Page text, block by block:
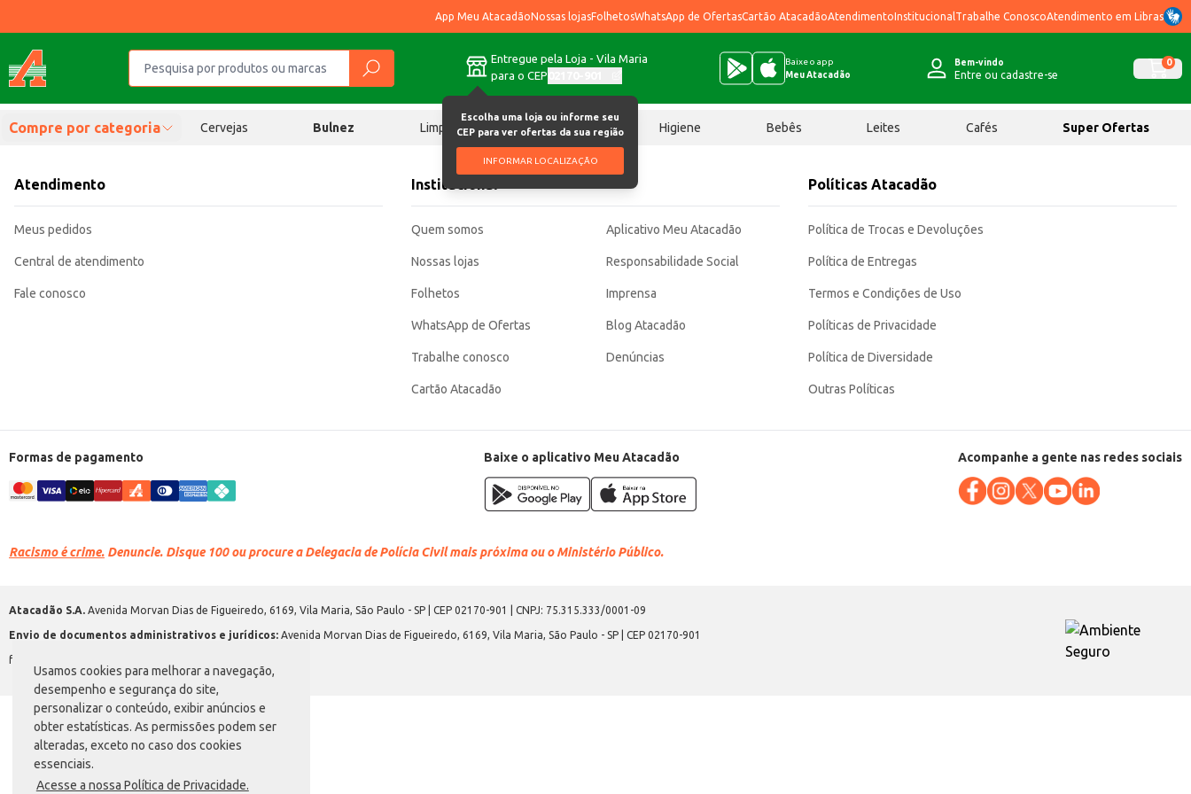
Usamos cookies para melhorar a navegação,
desempenho e segurança do site,
personalizar o conteúdo, exibir anúncios e
obter estatísticas. As permissões podem ser
alteradas, exceto no caso dos cookies
essenciais.
Acesse a nossa Política de Privacidade.
App Meu AtacadãoNossas lojasFolhetosWhatsApp de OfertasCartão AtacadãoAtendimentoInstitucional Trabalhe ConoscoAtendimento em Libras
Entregue pela Loja - Vila Maria
para o CEP
Escolha uma loja ou informe seu
CEP para ver ofertas da sua região
INFORMAR LOCALIZAÇÃO
Baixe o app
Meu Atacadão
Bem-vindo
Entre ou cadastre-se
0
Compre por categoria Cervejas Bulnez Limpeza Chocolates Higiene Bebês Leites Cafés Super Ofertas
Atendimento
Meus pedidos
Central de atendimento
Fale conosco
Institucional
Quem somos
Nossas lojas
Folhetos
WhatsApp de Ofertas
Trabalhe conosco
Cartão Atacadão
Aplicativo Meu Atacadão
Responsabilidade Social
Imprensa
Blog Atacadão
Denúncias
Políticas Atacadão
Política de Trocas e Devoluções
Política de Entregas
Termos e Condições de Uso
Políticas de Privacidade
Política de Diversidade
Outras Políticas
Formas de pagamento Baixe o aplicativo Meu Atacadão Acompanhe a gente nas redes sociais
Racismo é crime. Denuncie. Disque 100 ou procure a Delegacia de Polícia Civil mais próxima ou o Ministério Público.
Atacadão S.A. Avenida Morvan Dias de Figueiredo, 6169, Vila Maria, São Paulo - SP | CEP 02170-901 | CNPJ: 75.315.333/0001-09
Envio de documentos administrativos e jurídicos: Avenida Morvan Dias de Figueiredo, 6169, Vila Maria, São Paulo - SP | CEP 02170-901
faleconosco@atacadao.com.br